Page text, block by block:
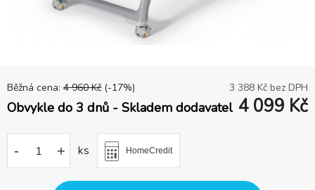
Běžná cena: 4 960 Kč (-17%) 3 388 Kč bez DPH
Obvykle do 3 dnů - Skladem dodavatel 4 099 Kč
- + ks HomeCredit